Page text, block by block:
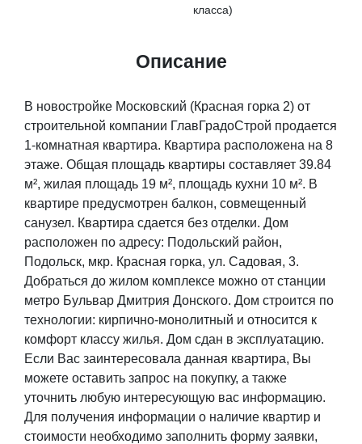
класса)
Описание
В новостройке Московский (Красная горка 2) от
строительной компании ГлавГрадоСтрой продается
1-комнатная квартира. Квартира расположена на 8
этаже. Общая площадь квартиры составляет 39.84
м², жилая площадь 19 м², площадь кухни 10 м². В
квартире предусмотрен балкон, совмещенный
санузел. Квартира сдается без отделки. Дом
расположен по адресу: Подольский район,
Подольск, мкр. Красная горка, ул. Садовая, 3.
Добраться до жилом комплексе можно от станции
метро Бульвар Дмитрия Донского. Дом строится по
технологии: кирпично-монолитный и относится к
комфорт классу жилья. Дом сдан в эксплуатацию.
Если Вас заинтересовала данная квартира, Вы
можете оставить запрос на покупку, а также
уточнить любую интересующую вас информацию.
Для получения информации о наличие квартир и
стоимости необходимо заполнить форму заявки,